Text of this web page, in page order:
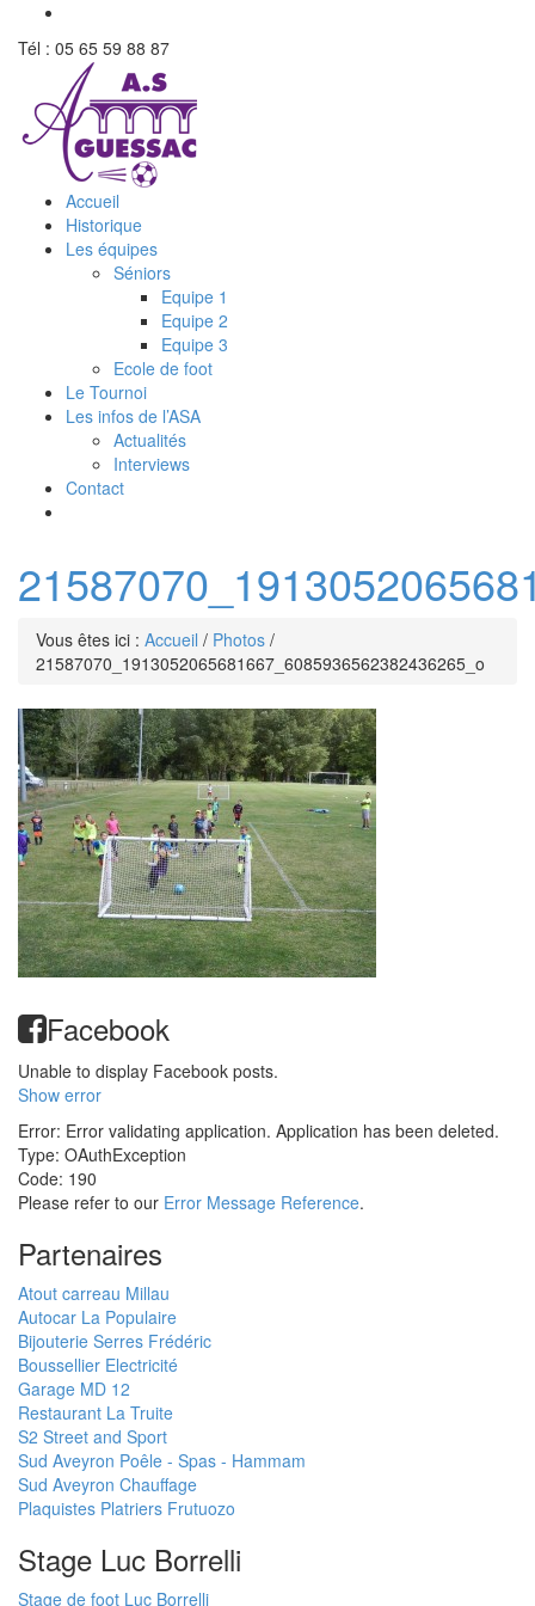
Tél : 05 65 59 88 87
Accueil
Historique
Les équipes
Séniors
Equipe 1
Equipe 2
Equipe 3
Ecole de foot
Le Tournoi
Les infos de l’ASA
Actualités
Interviews
Contact
Vous êtes ici : Accueil / Photos /
21587070_1913052065681667_6085936562382436265_o
Facebook
Unable to display Facebook posts.
Show error
Error: Error validating application. Application has been deleted.
Type: OAuthException
Code: 190
Please refer to our Error Message Reference.
Partenaires
Atout carreau Millau
Autocar La Populaire
Bijouterie Serres Frédéric
Boussellier Electricité
Garage MD 12
Restaurant La Truite
S2 Street and Sport
Sud Aveyron Poêle - Spas - Hammam
Sud Aveyron Chauffage
Plaquistes Platriers Frutuozo
Stage Luc Borrelli
Stage de foot Luc Borrelli